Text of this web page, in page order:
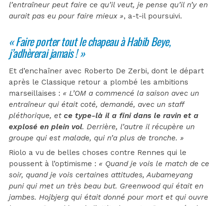
l’entraîneur peut faire ce qu’il veut, je pense qu’il n’y en
aurait pas eu pour faire mieux », a-t-il poursuivi.
« Faire porter tout le chapeau à Habib Beye,
j’adhèrerai jamais ! »
Et d’enchaîner avec Roberto De Zerbi, dont le départ
après le Classique retour a plombé les ambitions
marseillaises : « L’OM a commencé la saison avec un
entraîneur qui était coté, demandé, avec un staff
pléthorique, et ce type-là il a fini dans le ravin et a
explosé en plein vol. Derrière, l’autre il récupère un
groupe qui est malade, qui n’a plus de tronche. »
Riolo a vu de belles choses contre Rennes qui le
poussent à l’optimisme : « Quand je vois le match de ce
soir, quand je vois certaines attitudes, Aubameyang
puni qui met un très beau but. Greenwood qui était en
jambes. Hojbjerg qui était donné pour mort et qui ouvre